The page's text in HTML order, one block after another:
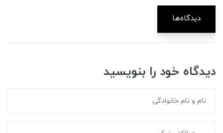
دیدگاه‌ها
دیدگاه خود را بنویسید